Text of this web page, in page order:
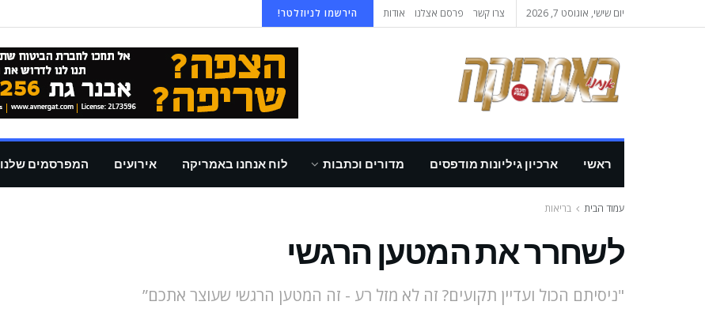
יום שישי, אוגוסט 7, 2026 צרו קשר פרסם אצלנו אודות הירשמו לניוזלטר!
ראשי ארכיון גיליונות מודפסים מדורים וכתבות לוח אנחנו באמריקה אירועים המפרסמים שלנו
עמוד הבית בריאות
לשחרר את המטען הרגשי
"ניסיתם הכול ועדיין תקועים? זה לא מזל רע - זה המטען הרגשי שעוצר אתכם”